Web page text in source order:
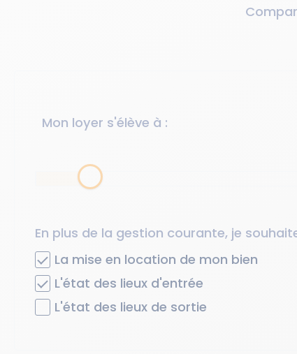
Mon loyer s'élève à :
En plus de la gestion courante, je
La mise en location de mon bien
L'état des lieux d'entrée
L'état des lieux de sortie